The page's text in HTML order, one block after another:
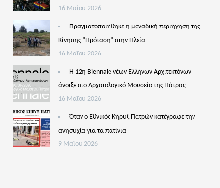
16 Μαΐου 2026
Πραγματοποιήθηκε η μοναδική περιήγηση της
Κίνησης “Πρόταση” στην Ηλεία
16 Μαΐου 2026
Η 12η Biennale νέων Ελλήνων Αρχιτεκτόνων
άνοιξε στο Αρχαιολογικό Μουσείο της Πάτρας
16 Μαΐου 2026
Όταν ο Εθνικός Κήρυξ Πατρών κατέγραφε την
ανησυχία για τα πατίνια
9 Μαΐου 2026